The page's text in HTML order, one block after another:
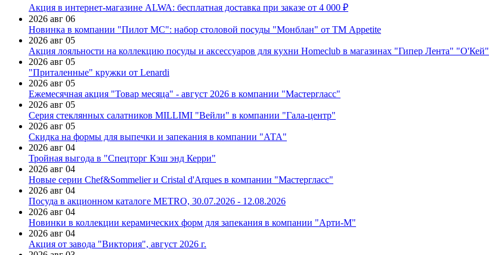
Акция в интернет-магазине ALWA: бесплатная доставка при заказе от 4 000 ₽
2026 авг 06
Новинка в компании "Пилот МС": набор столовой посуды "Монблан" от ТМ Appetite
2026 авг 05
Акция лояльности на коллекцию посуды и аксессуаров для кухни Homeclub в магазинах "Гипер Лента" "О'Кей"
2026 авг 05
"Приталенные" кружки от Lenardi
2026 авг 05
Ежемесячная акция "Товар месяца" - август 2026 в компании "Мастергласс"
2026 авг 05
Серия стеклянных салатников MILLIMI "Вейли" в компании "Гала-центр"
2026 авг 05
Скидка на формы для выпечки и запекания в компании "АТА"
2026 авг 04
Тройная выгода в "Спецторг Кэш энд Керри"
2026 авг 04
Новые серии Chef&Sommelier и Cristal d'Arques в компании "Мастергласс"
2026 авг 04
Посуда в акционном каталоге METRO, 30.07.2026 - 12.08.2026
2026 авг 04
Новинки в коллекции керамических форм для запекания в компании "Арти-М"
2026 авг 04
Акция от завода "Виктория", август 2026 г.